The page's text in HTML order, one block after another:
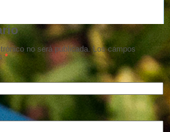
no será publicada. Los campos
*